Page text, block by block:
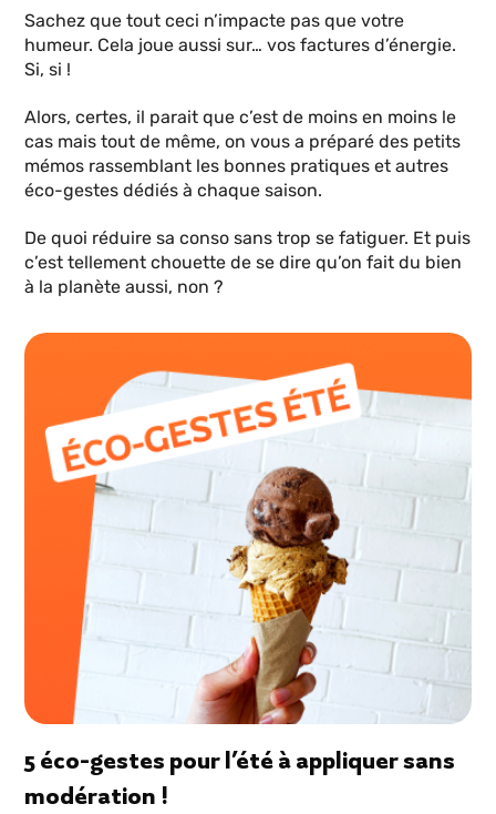
Sachez que tout ceci n’impacte pas que votre
humeur. Cela joue aussi sur… vos factures d’énergie.
Si, si !
Alors, certes, il parait que c’est de moins en moins le
cas mais tout de même, on vous a préparé des petits
mémos rassemblant les bonnes pratiques et autres
éco-gestes dédiés à chaque saison.
De quoi réduire sa conso sans trop se fatiguer. Et puis
c’est tellement chouette de se dire qu’on fait du bien
à la planète aussi, non ?
5 éco-gestes pour l’été à appliquer sans
modération !